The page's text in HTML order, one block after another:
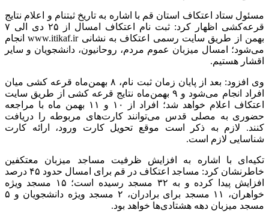
مسئول ستاد اعتکاف استان قم با اشاره به تاریخ ثبتنام و اعلام نتایج
قرعه‌کشی اظهار کرد: ثبت نام اعتکاف امسال از ۲۵ دی الی ۷
بهمن از طریق سایت رسمی اعتکاف به نشانی www.itikaf.ir انجام
می‌شود؛ امسال میزبان عموم مردم، روحانیون، دانشجویان و سایر
اقشار هستیم.
وی افزود: بعد از پایان زمان ثبت نام، ۸ بهمن‌ماه قرعه کشی میان
افراد انجام می‌شود و ۹ بهمن‌ماه نتایج قرعه کشی از طریق سایت
اعتکاف اعلام خواهد شد؛ افراد از ۱۰ و ۱۱ بهمن ماه با مراجعه
حضوری به مصلی قدس می‌توانند کارت‌های مربوطه را دریافت
کنند. لازم به ذکر است موقع تحویل کارت ورود، ارائه کارت
شناسایی لازم است.
تکیه‌ای با اشاره به افزایش ظرفیت مساجد میزبان معتکفین
خاطرنشان کرد: مساجد اعتکاف در قم برای امسال حدود ۴۵ درصد
افزایش پیدا کرده و به ۳۲ مسجد رسیده است؛ ۱۵ مسجد ویژه
خواهران، ۱۱ مسجد برای برادران، ۲ مسجد ویژه دانشجویان و ۵
مسجد میزبان دهه هشتادی‌ها خواهد بود.